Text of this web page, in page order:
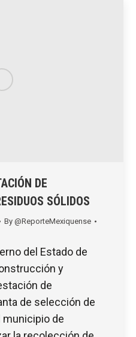
DE
SÓLIDOS
By @ReporteMexiquense
del Estado de
y
de
de selección de
municipio de